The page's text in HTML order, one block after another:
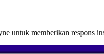
untuk memberikan respons